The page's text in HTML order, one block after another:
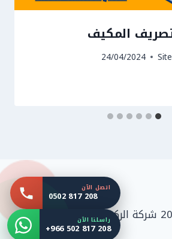
المكيف
24/04/2024
اتصل الآن
0502 817 208
راسلنا الآن
+966 502 817 208